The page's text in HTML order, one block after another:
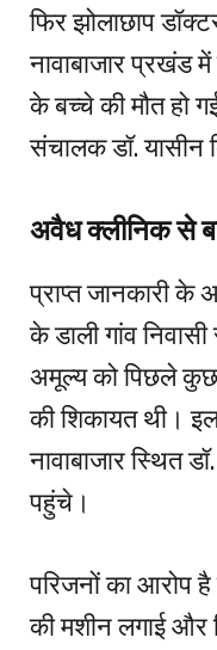
फिर झोलाछाप
नावाबाजार प्रखंड
के बच्चे की मौत हो
संचालक डॉ. यासीन
अवैध क्लीनिक से
प्राप्त जानकारी
के डाली गांव
अमूल्य को पिछले कुछ
की शिकायत थी।
नावाबाजार स्थित
पहुंचे।
परिजनों का आरोप
की मशीन लगाई